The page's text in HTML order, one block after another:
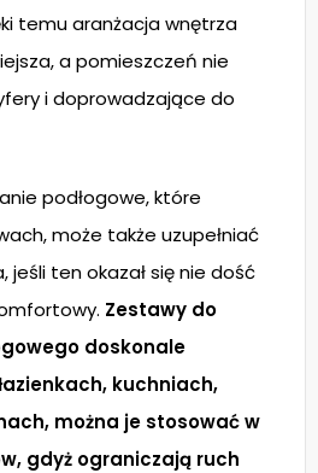
temu aranżacja wnętrza
a pomieszczeń nie
i doprowadzające do
podłogowe, które
może także uzupełniać
jeśli ten okazał się nie dość
Zestawy do
doskonale
kuchniach,
można je stosować w
gdyż ograniczają ruch